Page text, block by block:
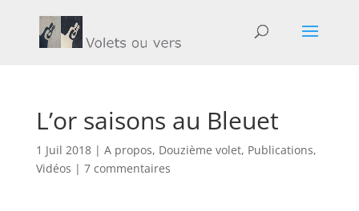
L’or saisons au Bleuet
1 Juil 2018| A propos, Douzième volet, Publications,
Vidéos | 7 commentaires